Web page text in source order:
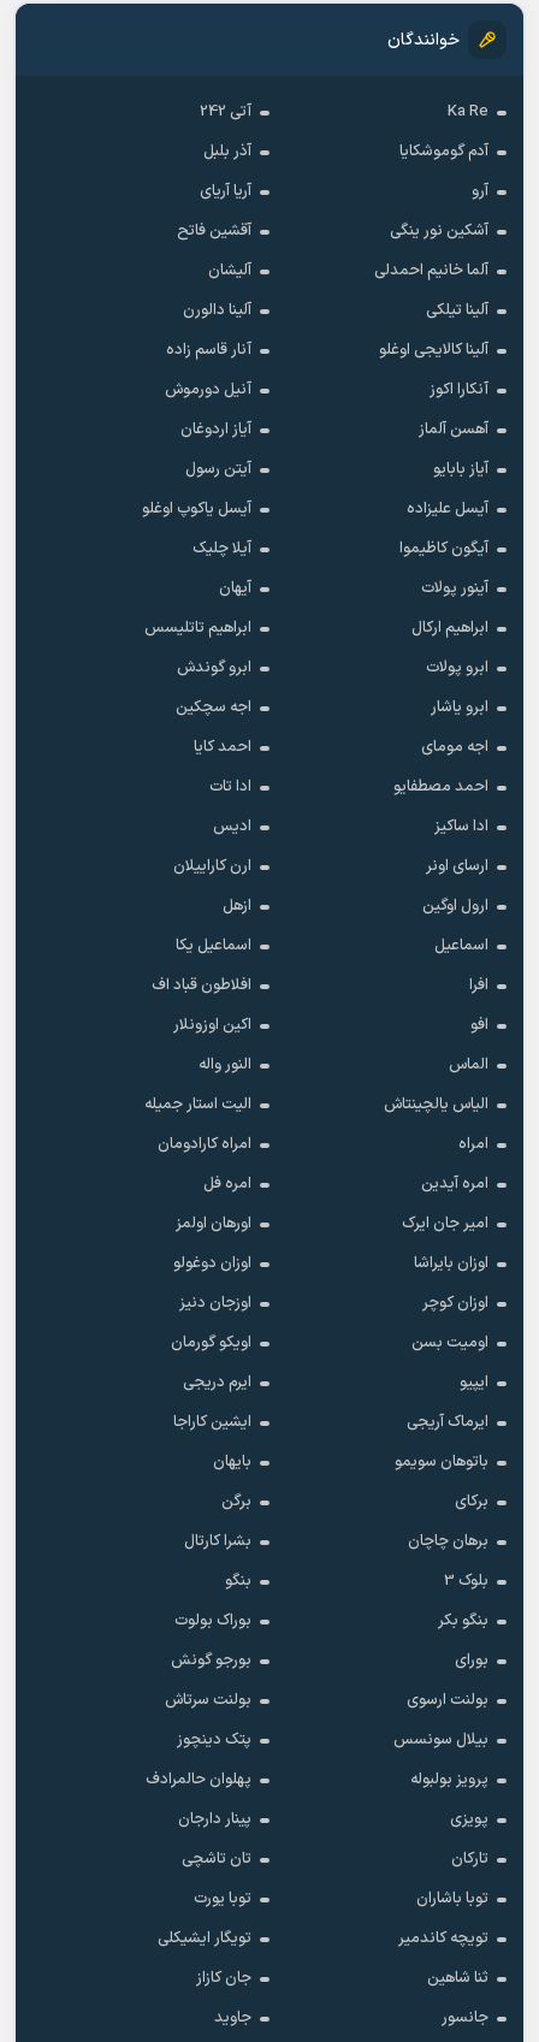
خوانندگان
Ka Re
آتی 242
آدم گوموشکایا
آذر بلبل
آرو
آریا آریای
آشکین نور ینگی
آقشین فاتح
آلما خانیم احمدلی
آلیشان
آلینا تیلکی
آلینا دالورن
آلینا کالایجی اوغلو
آنار قاسم زاده
آنکارا اکوز
آنیل دورموش
آهسن آلماز
آیاز اردوغان
آیاز بابایو
آیتن رسول
آیسل علیزاده
آیسل یاکوپ اوغلو
آیگون کاظیموا
آیلا چلیک
آینور پولات
آیهان
ابراهیم ارکال
ابراهیم تاتلیسس
ابرو پولات
ابرو گوندش
ابرو یاشار
اجه سچکین
اجه مومای
احمد کایا
احمد مصطفایو
ادا تات
ادا ساکیز
ادیس
ارسای اونر
ارن کاراییلان
ارول اوگین
ازهل
اسماعیل
اسماعیل یکا
افرا
افلاطون قباد اف
افو
اکین اوزونلار
الماس
النور واله
الیاس یالچینتاش
الیت استار جمیله
امراه
امراه کارادومان
امره آیدین
امره فل
امیر جان ایرک
اورهان اولمز
اوزان بایراشا
اوزان دوغولو
اوزان کوچر
اوزجان دنیز
اومیت بسن
اویکو گورمان
ایپیو
ایرم دریجی
ایرماک آریجی
ایشین کاراجا
باتوهان سویمو
بایهان
برکای
برگن
برهان چاچان
بشرا کارتال
بلوک 3
بنگو
بنگو بکر
بوراک بولوت
بورای
بورجو گونش
بولنت ارسوی
بولنت سرتاش
بیلال سونسس
پتک دینچوز
پرویز بولبوله
پهلوان حالمرادف
پویزی
پینار دارجان
تارکان
تان تاشچی
توبا باشاران
توبا یورت
تویچه کاندمیر
تویگار ایشیکلی
ثنا شاهین
جان کازاز
جانسور
جاوید